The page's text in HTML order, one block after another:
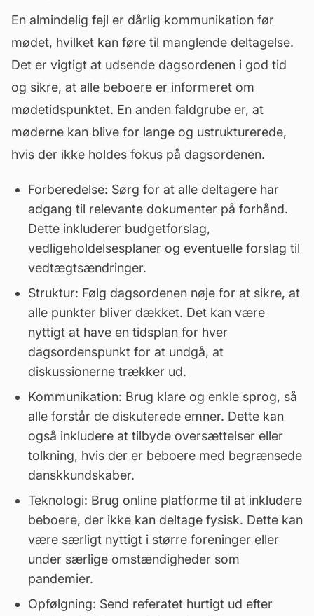
En almindelig fejl er dårlig kommunikation før
mødet, hvilket kan føre til manglende deltagelse.
Det er vigtigt at udsende dagsordenen i god tid
og sikre, at alle beboere er informeret om
mødetidspunktet. En anden faldgrube er, at
møderne kan blive for lange og ustrukturerede,
hvis der ikke holdes fokus på dagsordenen.
Forberedelse: Sørg for at alle deltagere har
adgang til relevante dokumenter på forhånd.
Dette inkluderer budgetforslag,
vedligeholdelsesplaner og eventuelle forslag til
vedtægtsændringer.
Struktur: Følg dagsordenen nøje for at sikre, at
alle punkter bliver dækket. Det kan være
nyttigt at have en tidsplan for hver
dagsordenspunkt for at undgå, at
diskussionerne trækker ud.
Kommunikation: Brug klare og enkle sprog, så
alle forstår de diskuterede emner. Dette kan
også inkludere at tilbyde oversættelser eller
tolkning, hvis der er beboere med begrænsede
danskkundskaber.
Teknologi: Brug online platforme til at inkludere
beboere, der ikke kan deltage fysisk. Dette kan
være særligt nyttigt i større foreninger eller
under særlige omstændigheder som
pandemier.
Opfølgning: Send referatet hurtigt ud efter